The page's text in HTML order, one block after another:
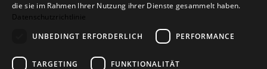
Versand Zahlarten Retoure
die sie im Rahmen Ihrer Nutzung ihrer Dienste gesammelt haben.
Datenschutzrichtlinie
UNBEDINGT ERFORDERLICH
PERFORMANCE
TARGETING FUNKTIONALITÄT